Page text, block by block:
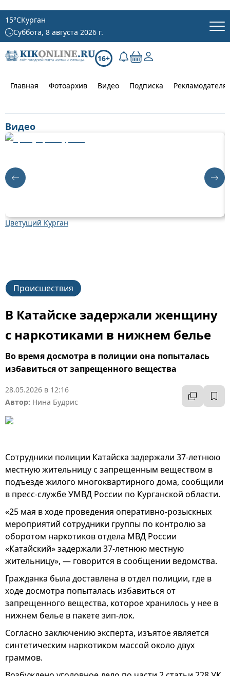
15°CКурган
Суббота, 8 августа 2026 г.
16+
Главная Фотоархив Видео Подписка
Видео
Цветущий Курган
Происшествия
В Катайске задержали женщину
с наркотиками в нижнем белье
Во время досмотра в полиции она попыталась
избавиться от запрещенного вещества
28.05.2026 в 12:16
Автор: Нина Будрис
Сотрудники полиции Катайска задержали 37-летнюю
местную жительницу с запрещенным веществом в
подъезде жилого многоквартирного дома, сообщили
в пресс-службе УМВД России по Курганской области.
«25 мая в ходе проведения оперативно-розыскных
мероприятий сотрудники группы по контролю за
оборотом наркотиков отдела МВД России
«Катайский» задержали 37-летнюю местную
жительницу», — говорится в сообщении ведомства.
Гражданка была доставлена в отдел полиции, где в
ходе досмотра попыталась избавиться от
запрещенного вещества, которое хранилось у нее в
нижнем белье в пакете зип-лок.
Согласно заключению эксперта, изъятое является
синтетическим наркотиком массой около двух
граммов.